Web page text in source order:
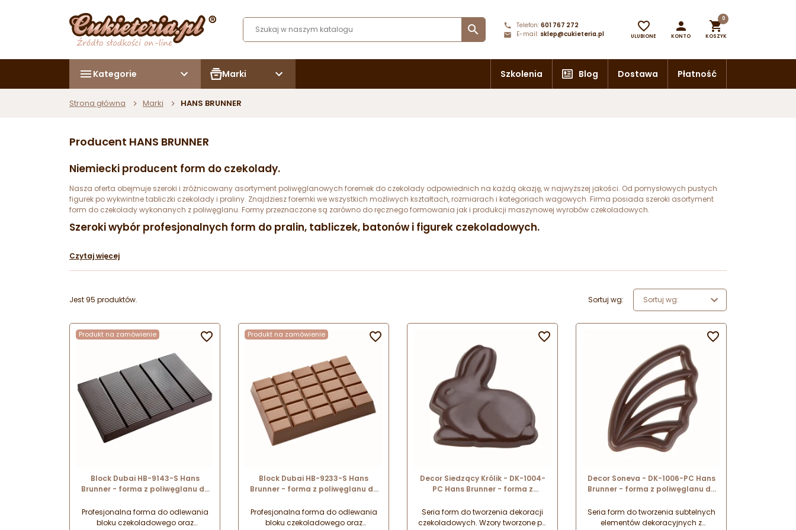
 Telefon: 601 767 272
E-mail: sklep@cukieteria.pl

ULUBIONE

KONTO

0
KOSZYK
Kategorie Marki Szkolenia Blog Dostawa Płatność
Strona główna Marki HANS BRUNNER
Producent HANS BRUNNER
Niemiecki producent form do czekolady.
Nasza oferta obejmuje szeroki i zróżnicowany asortyment poliwęglanowych foremek do czekolady odpowiednich na każdą okazję, w najwyższej jakości. Od pomysłowych pustych
figurek po wykwintne tabliczki czekolady i praliny. Znajdziesz foremki we wszystkich możliwych kształtach, rozmiarach i kategoriach wagowych. Firma posiada szeroki asortyment
form do czekolady wykonanych z poliwęglanu. Formy przeznaczone są zarówno do ręcznego formowania jak i produkcji maszynowej wyrobów czekoladowych.
Szeroki wybór profesjonalnych form do pralin, tabliczek, batonów i figurek czekoladowych.
Czytaj więcej
Jest 95 produktów. Sortuj wg: Sortuj wg:
Produkt na zamówienie
Block Dubai HB-9143-S Hans
Brunner - forma z poliwęglanu do
tabliczek XL - obj. 1.0 kg
Profesjonalna forma do odlewania
bloku czekoladowego oraz
 Produkt na zamówienie
Block Dubai HB-9233-S Hans
Brunner - forma z poliwęglanu do
tabliczek XXL - obj. 2.5 kg
Profesjonalna forma do odlewania
bloku czekoladowego oraz

Decor Siedzący Królik - DK-1004-
PC Hans Brunner - forma z
dekoracji z czekolady - dł. 30 mm
Seria form do tworzenia dekoracji
czekoladowych. Wzory tworzone po

Decor Soneva - DK-1006-PC Hans
Brunner - forma z poliwęglanu do
Seria form do tworzenia subtelnych
elementów dekoracyjnych z
